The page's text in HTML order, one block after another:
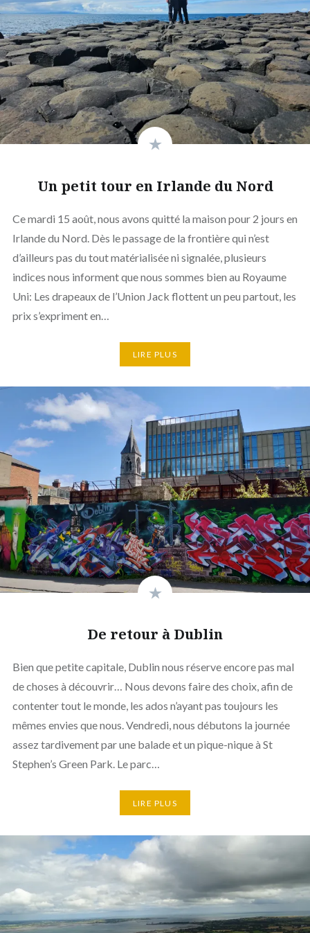
Un petit tour en Irlande du Nord
Ce mardi 15 août, nous avons quitté la maison pour 2 jours en
Irlande du Nord. Dès le passage de la frontière qui n’est
d’ailleurs pas du tout matérialisée ni signalée, plusieurs
indices nous informent que nous sommes bien au Royaume
Uni: Les drapeaux de l’Union Jack flottent un peu partout, les
prix s’expriment en…
LIRE PLUS
De retour à Dublin
Bien que petite capitale, Dublin nous réserve encore pas mal
de choses à découvrir… Nous devons faire des choix, afin de
contenter tout le monde, les ados n’ayant pas toujours les
mêmes envies que nous. Vendredi, nous débutons la journée
assez tardivement par une balade et un pique-nique à St
Stephen’s Green Park. Le parc…
LIRE PLUS